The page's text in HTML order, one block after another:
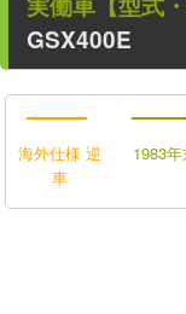
GSX400E
海外仕様 逆
車
1983